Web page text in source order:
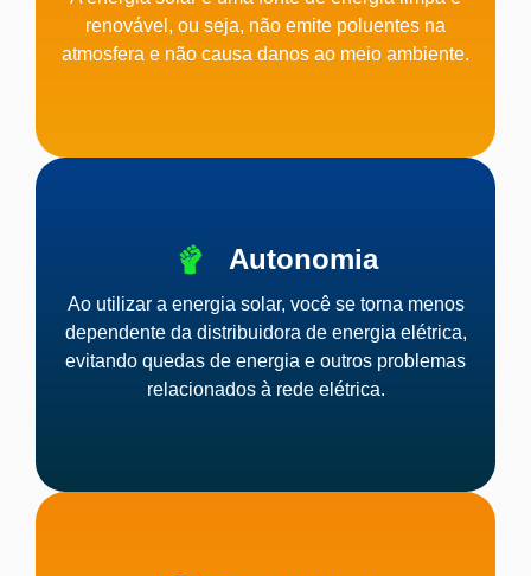
renovável, ou seja, não emite poluentes na
atmosfera e não causa danos ao meio ambiente.
Autonomia
Ao utilizar a energia solar, você se torna menos
dependente da distribuidora de energia elétrica,
evitando quedas de energia e outros problemas
relacionados à rede elétrica.